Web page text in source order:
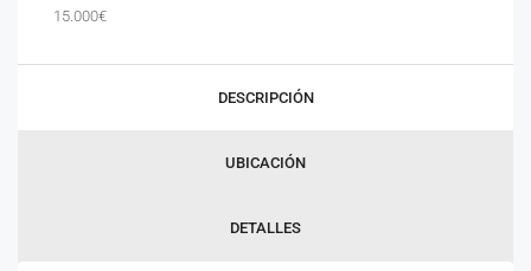
15.000€
DESCRIPCIÓN
UBICACIÓN
DETALLES